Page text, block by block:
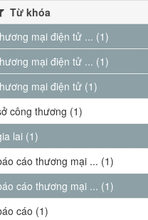
Từ khóa
mại điện tử ... (1)
mại điện tử ... (1)
mại điện tử (1)
công thương (1)
lai (1)
cáo thương mại ... (1)
cáo thương mại ... (1)
cáo (1)